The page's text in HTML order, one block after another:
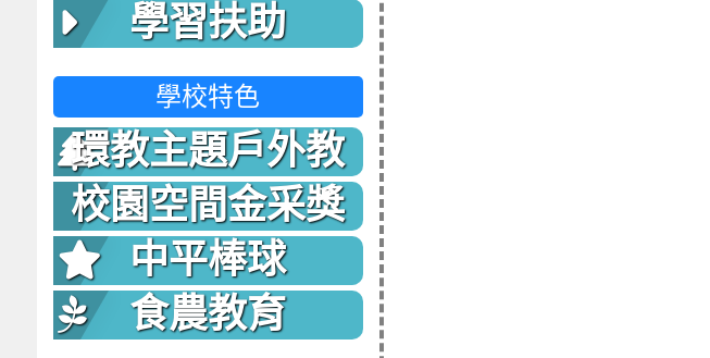
學習扶助
學校特色
環教主題戶外教
室
校園空間金采獎
中平棒球
食農教育